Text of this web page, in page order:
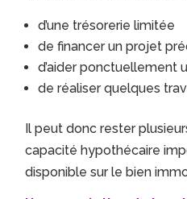
d’une trésorerie limitée
de financer un projet
d’aider ponctuellement
de réaliser quelques
Il peut donc rester
capacité hypothécaire
disponible sur le bien